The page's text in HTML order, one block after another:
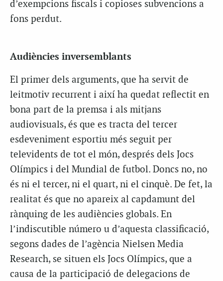
d’exempcions fiscals i copioses subvencions a
fons perdut.
Audiències inversemblants
El primer dels arguments, que ha servit de
leitmotiv recurrent i així ha quedat reflectit en
bona part de la premsa i als mitjans
audiovisuals, és que es tracta del tercer
esdeveniment esportiu més seguit per
televidents de tot el món, després dels Jocs
Olímpics i del Mundial de futbol. Doncs no, no
és ni el tercer, ni el quart, ni el cinquè. De fet, la
realitat és que no apareix al capdamunt del
rànquing de les audiències globals. En
l’indiscutible número u d’aquesta classificació,
segons dades de l’agència Nielsen Media
Research, se situen els Jocs Olímpics, que a
causa de la participació de delegacions de